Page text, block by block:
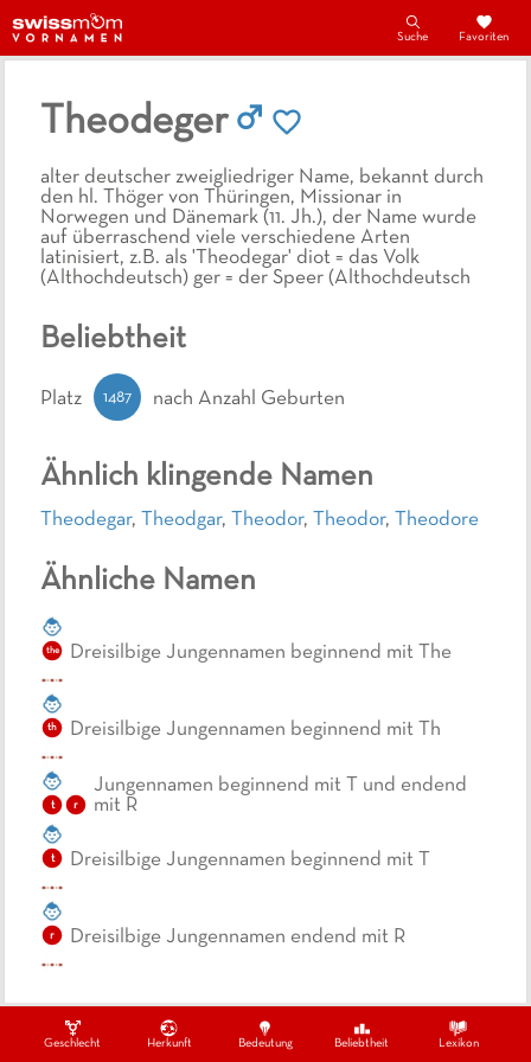
Geschlecht Herkunft Bedeutung Beliebtheit Lexikon
Suche Favoriten
Theodeger
alter deutscher zweigliedriger Name, bekannt durch
den hl. Thöger von Thüringen, Missionar in
Norwegen und Dänemark (11. Jh.), der Name wurde
auf überraschend viele verschiedene Arten
latinisiert, z.B. als 'Theodegar' diot = das Volk
(Althochdeutsch) ger = der Speer (Althochdeutsch
Ähnlich klingende Namen
Theodegar, Theodgar, Theodor, Theodor, Theodore
Ähnliche Namen
the Dreisilbige Jungennamen beginnend mit The
th Dreisilbige Jungennamen beginnend mit Th
t r
Jungennamen beginnend mit T und endend
mit R
t Dreisilbige Jungennamen beginnend mit T
r Dreisilbige Jungennamen endend mit R
Beliebtheit
Platz 1487 nach Anzahl Geburten